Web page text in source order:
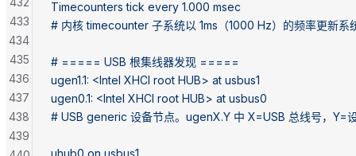
Timecounters tick every 1.000 msec
# 内核 timecounter 子系统以 1ms（1000 Hz）的频率更新系
# ===== USB 根集线器发现 =====
ugen1.1: <Intel XHCI root HUB> at usbus1
ugen0.1: <Intel XHCI root HUB> at usbus0
# USB generic 设备节点。ugenX.Y 中 X=USB 总线号，Y=
uhub0 on usbus1
433
434
435
436
437
438
439